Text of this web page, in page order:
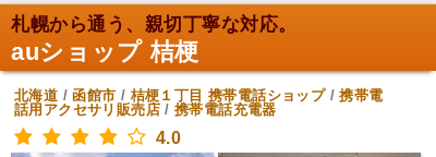
札幌から通う、親切丁寧な対応。
auショップ 桔梗
北海道 /函館市 / 桔梗１丁目 携帯電話ショップ/携帯電
話用アクセサリ販売店/携帯電話充電器
4.0